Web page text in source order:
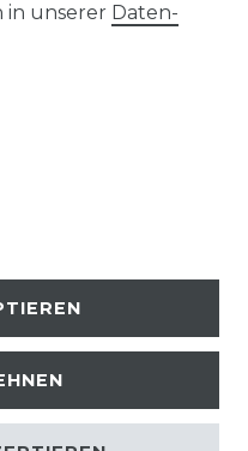
Kontakt
in unserer Daten­